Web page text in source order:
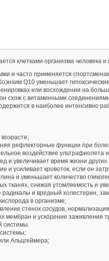
клетками организма человека
и часто применяется
Q10 уменьшает
или восхождении на
схож с витаминными
в наиболее интенсивно
рефлекторные функции при
воздействие ультрафиолета
увеличивает время жизни других
и усиливает кровоток, если он
и уменьшает количество
тканях, снижая утомляемость и
и вредный холестерин,
в организме;
стенок сосудов,
мембран и ускорение заживления
системы.
Альцгеймера;